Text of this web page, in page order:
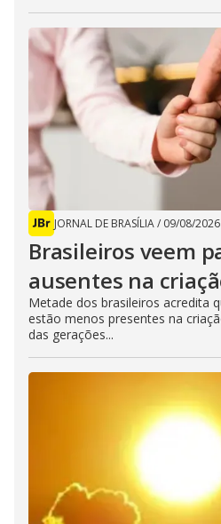
JORNAL DE BRASÍLIA/ 09/08/2026
Brasileiros veem
ausentes na
Metade dos brasileiros acredita
estão menos presentes na
das gerações...